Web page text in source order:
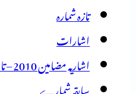
تازہ شمارہ
اشارات
اشاریہ مضامین 2010 – تا حال
سابقہ شمارے